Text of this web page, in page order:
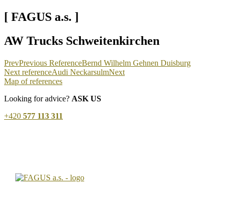
[ FAGUS a.s. ]
AW Trucks Schweitenkirchen
PrevPrevious ReferenceBernd Wilhelm Gehnen Duisburg
Next referenceAudi NeckarsulmNext
Map of references
Looking for advice? ASK US
+420 577 113 311